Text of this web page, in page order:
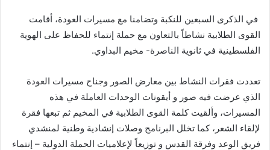
في الذكرى السبعين للنكبة وتضامنا مع مسيرات العودة، أقامت
القوى الطلابية نشاطاً بالتعاون مع حملة إنتماء للحفاظ على الهوية
الفلسطينية في ثانوية الناصرة- مخيم البداوي.
تعددت فقرات النشاط بين معارض الصور وجناح مسيرات العودة
الذي عرضت فيه صور و أيقونات الوحدات العاملة في هذه
المسيرات، وألقيت كلمة القوى الطلابية في المخيم ثم تبعها فقرة
لإلقاء الشعر، كما تخلل البرنامج وصلات إنشادية وطنية لمنشدي
فريق الوعد وفرقة القدس و توزيعاً لإعلاميات الحملة الدولية – إنتماء